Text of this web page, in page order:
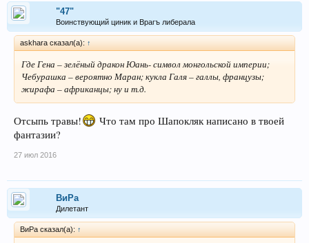
"47"
Воинствующий циник и Врагъ либерала
askhara сказал(а): ↑
Где Гена – зелёный дракон Юань- символ монгольской империи;
Чебурашка – вероятно Маран; кукла Галя – галлы, французы;
жирафа – африканцы; ну и т.д.
Отсыпь травы!
Что там про Шапокляк написано в твоей
фантазии?
27 июл 2016
ВиРа
Дилетант
ВиРа сказал(а): ↑